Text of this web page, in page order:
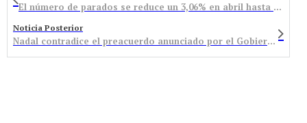
El número de parados se reduce un 3,06% en abril hasta los 1.426 inscritos en la oficina de Bembibre
Noticia Posterior
Nadal contradice el preacuerdo anunciado por el Gobierno y confirma el plan de cierre minero en 2018